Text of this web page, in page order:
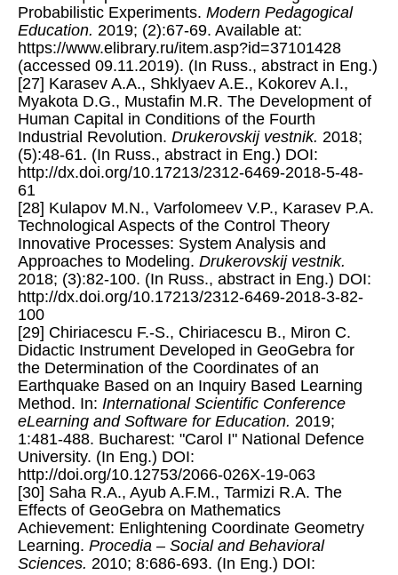
Probabilistic Experiments. Modern Pedagogical
Education. 2019; (2):67-69. Available at:
https://www.elibrary.ru/item.asp?id=37101428
(accessed 09.11.2019). (In Russ., abstract in Eng.)
[27] Karasev A.A., Shklyaev A.E., Kokorev A.I.,
Myakota D.G., Mustafin M.R. The Development of
Human Capital in Conditions of the Fourth
Industrial Revolution. Drukerovskij vestnik. 2018;
(5):48-61. (In Russ., abstract in Eng.) DOI:
http://dx.doi.org/10.17213/2312-6469-2018-5-48-
61
[28] Kulapov M.N., Varfolomeev V.P., Karasev P.A.
Technological Aspects of the Control Theory
Innovative Processes: System Analysis and
Approaches to Modeling. Drukerovskij vestnik.
2018; (3):82-100. (In Russ., abstract in Eng.) DOI:
http://dx.doi.org/10.17213/2312-6469-2018-3-82-
100
[29] Chiriacescu F.-S., Chiriacescu B., Miron C.
Didactic Instrument Developed in GeoGebra for
the Determination of the Coordinates of an
Earthquake Based on an Inquiry Based Learning
Method. In: International Scientific Conference
eLearning and Software for Education. 2019;
1:481-488. Bucharest: "Carol I" National Defence
University. (In Eng.) DOI:
http://doi.org/10.12753/2066-026X-19-063
[30] Saha R.A., Ayub A.F.M., Tarmizi R.A. The
Effects of GeoGebra on Mathematics
Achievement: Enlightening Coordinate Geometry
Learning. Procedia – Social and Behavioral
Sciences. 2010; 8:686-693. (In Eng.) DOI: